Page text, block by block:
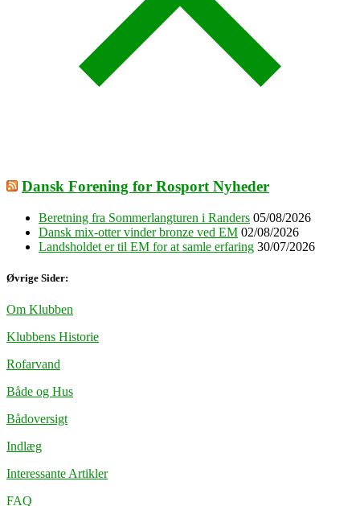
Dansk Forening for Rosport Nyheder
Beretning fra Sommerlangturen i Randers 05/08/2026
Dansk mix-otter vinder bronze ved EM 02/08/2026
Landsholdet er til EM for at samle erfaring 30/07/2026
Øvrige Sider:
Om Klubben
Klubbens Historie
Rofarvand
Både og Hus
Bådoversigt
Indlæg
Interessante Artikler
FAQ